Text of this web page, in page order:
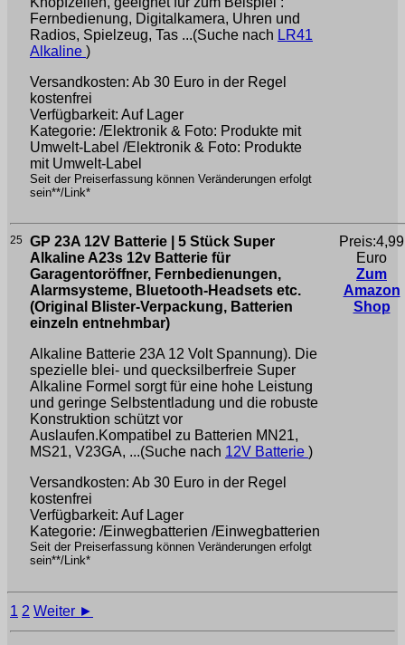
Fernbedienung, Digitalkamera, Uhren und
Radios, Spielzeug, Tas ...(Suche nach LR41
Alkaline )
Versandkosten: Ab 30 Euro in der Regel
kostenfrei
Verfügbarkeit: Auf Lager
Kategorie: /Elektronik & Foto: Produkte mit
Umwelt-Label /Elektronik & Foto: Produkte
mit Umwelt-Label
Seit der Preiserfassung können Veränderungen erfolgt
sein**/Link*
25
GP 23A 12V Batterie | 5 Stück Super
Alkaline A23s 12v Batterie für
Garagentoröffner, Fernbedienungen,
Alarmsysteme, Bluetooth-Headsets etc.
(Original Blister-Verpackung, Batterien
einzeln entnehmbar)
Alkaline Batterie 23A 12 Volt Spannung). Die
spezielle blei- und quecksilberfreie Super
Alkaline Formel sorgt für eine hohe Leistung
und geringe Selbstentladung und die robuste
Konstruktion schützt vor
Auslaufen.Kompatibel zu Batterien MN21,
MS21, V23GA, ...(Suche nach 12V Batterie )
Versandkosten: Ab 30 Euro in der Regel
kostenfrei
Verfügbarkeit: Auf Lager
Kategorie: /Einwegbatterien /Einwegbatterien
Seit der Preiserfassung können Veränderungen erfolgt
sein**/Link*
Preis:4,99
Euro
Zum
Amazon
Shop
1 2 Weiter ►